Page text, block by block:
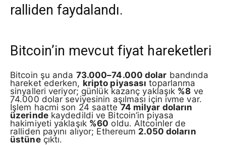
ralliden faydalandı.
Bitcoin’in mevcut fiyat hareketleri
Bitcoin şu anda 73.000–74.000 dolar bandında
hareket ederken, kripto piyasası toparlanma
sinyalleri veriyor; günlük kazanç yaklaşık %8 ve
74.000 dolar seviyesinin aşılması için ivme var.
İşlem hacmi son 24 saatte74 milyar doların
üzerindekaydedildi ve Bitcoin’in piyasa
hakimiyeti yaklaşık %60 oldu. Altcoinler de
ralliden payını alıyor; Ethereum 2.050 doların
üstüneçıktı.